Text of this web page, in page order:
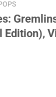
Edition),